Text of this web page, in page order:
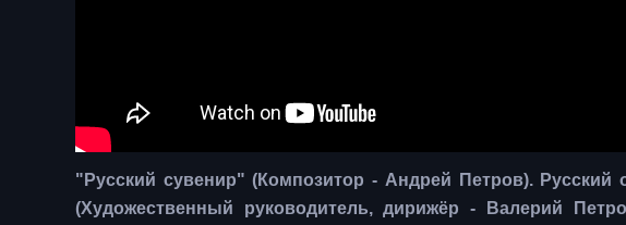
​"Русский сувенир" (Композитор - Андрей Петров).
(Художественный руководитель, дирижёр - Валерий